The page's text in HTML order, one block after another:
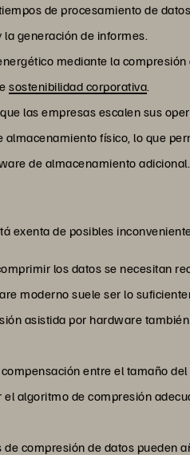
de procesamiento de
generación de informes.
mediante la
sostenibilidad corporativa.
las empresas escalen sus
físico, lo que
de almacenamiento adicional.
exenta de posibles
los datos se necesitan
moderno suele ser lo
asistida por hardware
entre el tamaño
algoritmo de compresión
compresión de datos pueden